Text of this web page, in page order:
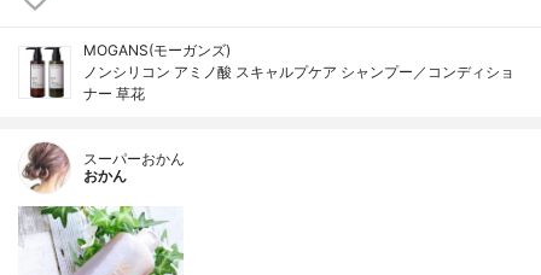
MOGANS(モーガンズ)
ノンシリコン アミノ酸 スキャルプケア シャンプー／コンディショ
ナー 草花
スーパーおかん
おかん